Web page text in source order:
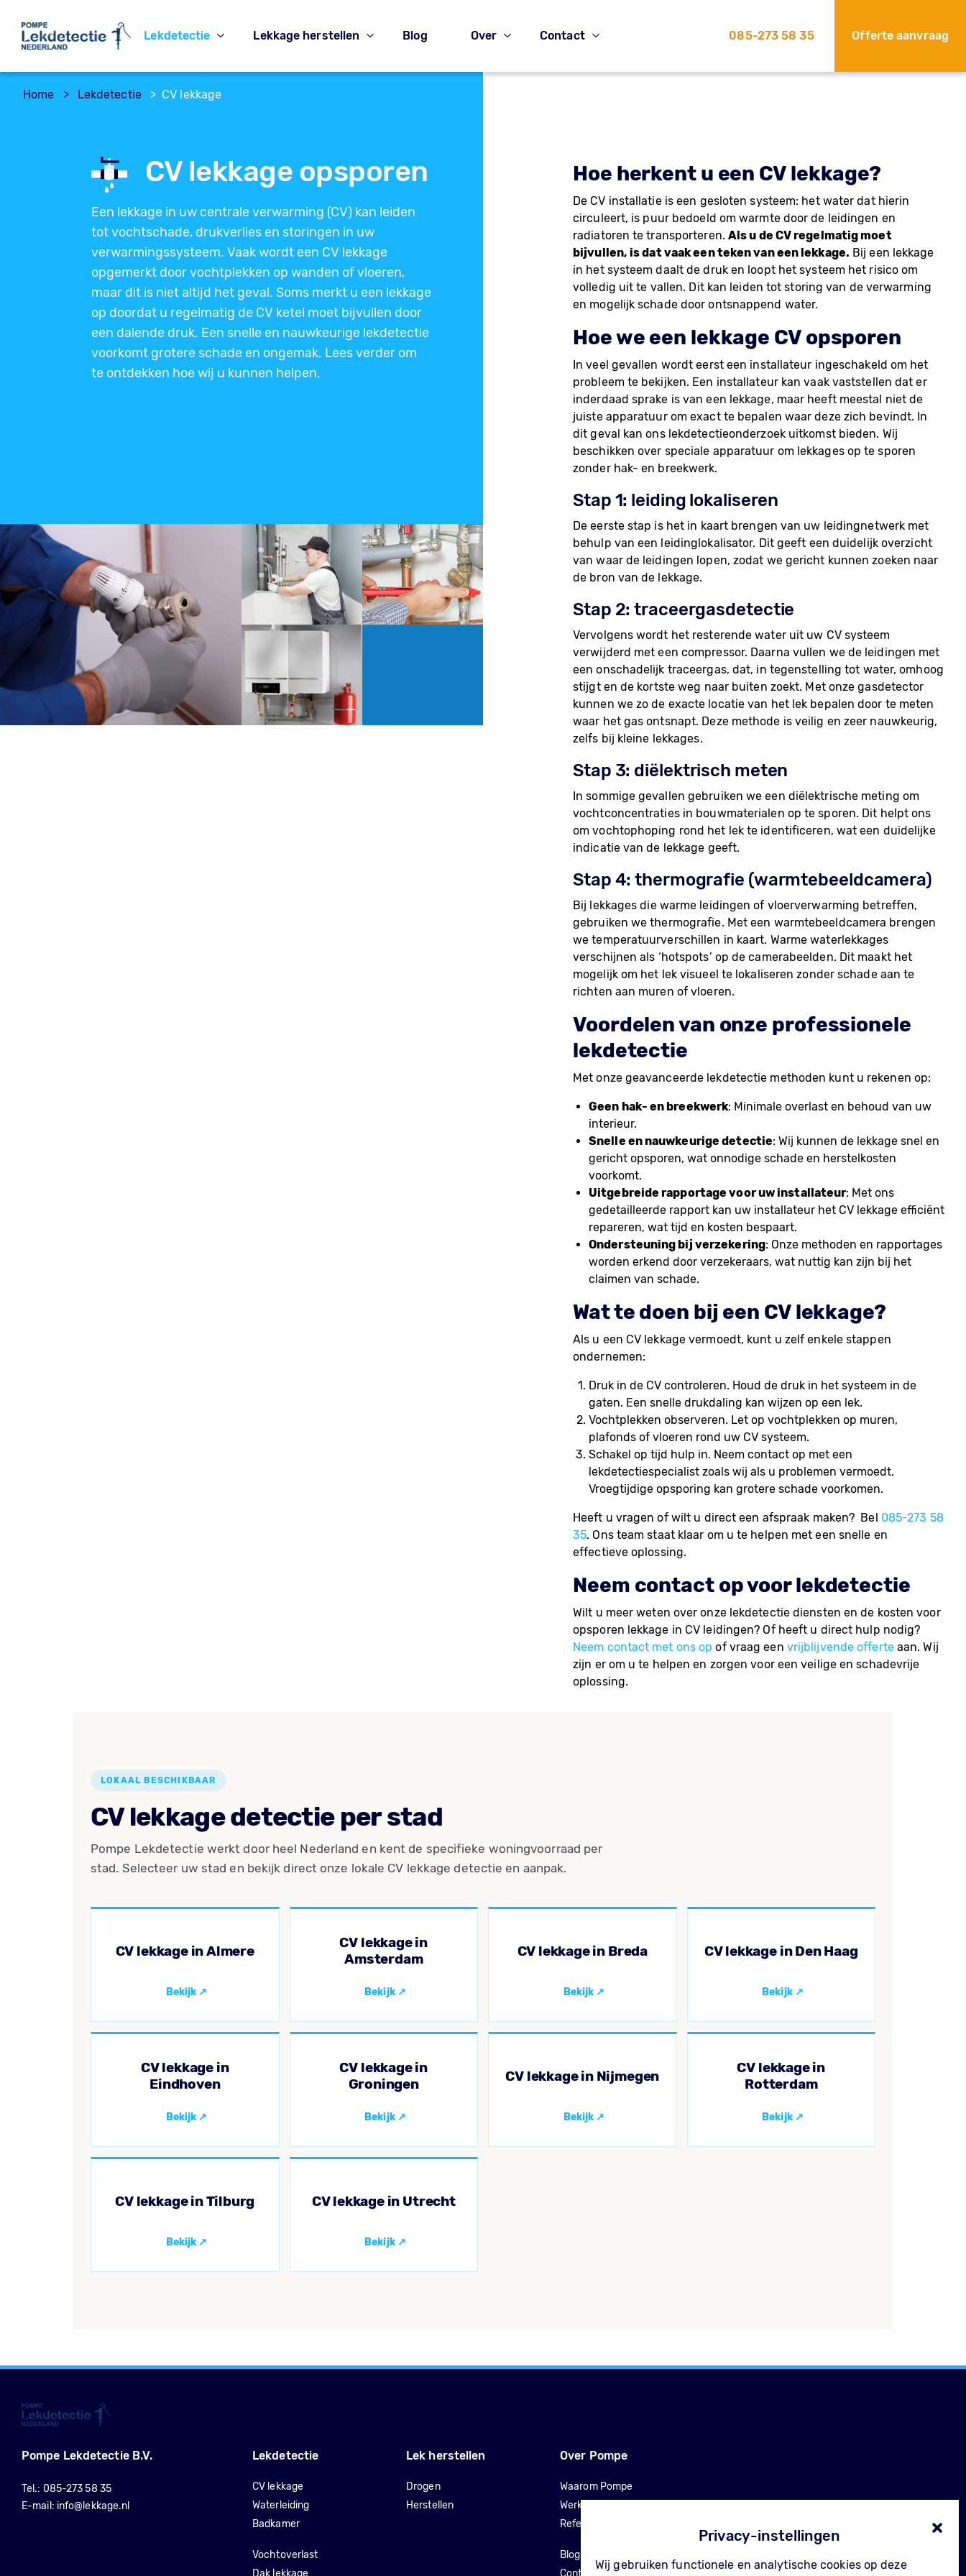
Privacy-instellingen
Wij gebruiken functionele en analytische cookies op deze
Lekdetectie Lekkage herstellen Blog Over Contact 085-273 58 35 Offerte aanvraag
Home > Lekdetectie > CV lekkage
CV lekkage opsporen
Een lekkage in uw centrale verwarming (CV) kan leiden
tot vochtschade, drukverlies en storingen in uw
verwarmingssysteem. Vaak wordt een CV lekkage
opgemerkt door vochtplekken op wanden of vloeren,
maar dit is niet altijd het geval. Soms merkt u een lekkage
op doordat u regelmatig de CV ketel moet bijvullen door
een dalende druk. Een snelle en nauwkeurige lekdetectie
voorkomt grotere schade en ongemak. Lees verder om
te ontdekken hoe wij u kunnen helpen.
Hoe herkent u een CV lekkage?
De CV installatie is een gesloten systeem: het water dat hierin
circuleert, is puur bedoeld om warmte door de leidingen en
radiatoren te transporteren. Als u de CV regelmatig moet
bijvullen, is dat vaak een teken van een lekkage. Bij een lekkage
in het systeem daalt de druk en loopt het systeem het risico om
volledig uit te vallen. Dit kan leiden tot storing van de verwarming
en mogelijk schade door ontsnappend water.
Hoe we een lekkage CV opsporen
In veel gevallen wordt eerst een installateur ingeschakeld om het
probleem te bekijken. Een installateur kan vaak vaststellen dat er
inderdaad sprake is van een lekkage, maar heeft meestal niet de
juiste apparatuur om exact te bepalen waar deze zich bevindt. In
dit geval kan ons lekdetectieonderzoek uitkomst bieden. Wij
beschikken over speciale apparatuur om lekkages op te sporen
zonder hak- en breekwerk.
Stap 1: leiding lokaliseren
De eerste stap is het in kaart brengen van uw leidingnetwerk met
behulp van een leidinglokalisator. Dit geeft een duidelijk overzicht
van waar de leidingen lopen, zodat we gericht kunnen zoeken naar
de bron van de lekkage.
Stap 2: traceergasdetectie
Vervolgens wordt het resterende water uit uw CV systeem
verwijderd met een compressor. Daarna vullen we de leidingen met
een onschadelijk traceergas, dat, in tegenstelling tot water, omhoog
stijgt en de kortste weg naar buiten zoekt. Met onze gasdetector
kunnen we zo de exacte locatie van het lek bepalen door te meten
waar het gas ontsnapt. Deze methode is veilig en zeer nauwkeurig,
zelfs bij kleine lekkages.
Stap 3: diëlektrisch meten
In sommige gevallen gebruiken we een diëlektrische meting om
vochtconcentraties in bouwmaterialen op te sporen. Dit helpt ons
om vochtophoping rond het lek te identificeren, wat een duidelijke
indicatie van de lekkage geeft.
Stap 4: thermografie (warmtebeeldcamera)
Bij lekkages die warme leidingen of vloerverwarming betreffen,
gebruiken we thermografie. Met een warmtebeeldcamera brengen
we temperatuurverschillen in kaart. Warme waterlekkages
verschijnen als ‘hotspots’ op de camerabeelden. Dit maakt het
mogelijk om het lek visueel te lokaliseren zonder schade aan te
richten aan muren of vloeren.
Voordelen van onze professionele
lekdetectie
Met onze geavanceerde lekdetectie methoden kunt u rekenen op:
Geen hak- en breekwerk: Minimale overlast en behoud van uw
interieur.
Snelle en nauwkeurige detectie: Wij kunnen de lekkage snel en
gericht opsporen, wat onnodige schade en herstelkosten
voorkomt.
Uitgebreide rapportage voor uw installateur: Met ons
gedetailleerde rapport kan uw installateur het CV lekkage efficiënt
repareren, wat tijd en kosten bespaart.
Ondersteuning bij verzekering: Onze methoden en rapportages
worden erkend door verzekeraars, wat nuttig kan zijn bij het
claimen van schade.
Wat te doen bij een CV lekkage?
Als u een CV lekkage vermoedt, kunt u zelf enkele stappen
ondernemen:
Druk in de CV controleren. Houd de druk in het systeem in de
gaten. Een snelle drukdaling kan wijzen op een lek.
Vochtplekken observeren. Let op vochtplekken op muren,
plafonds of vloeren rond uw CV systeem.
Schakel op tijd hulp in. Neem contact op met een
lekdetectiespecialist zoals wij als u problemen vermoedt.
Vroegtijdige opsporing kan grotere schade voorkomen.
Heeft u vragen of wilt u direct een afspraak maken? Bel 085-273 58
35. Ons team staat klaar om u te helpen met een snelle en
effectieve oplossing.
Neem contact op voor lekdetectie
Wilt u meer weten over onze lekdetectie diensten en de kosten voor
opsporen lekkage in CV leidingen? Of heeft u direct hulp nodig?
Neem contact met ons op of vraag een vrijblijvende offerteaan. Wij
zijn er om u te helpen en zorgen voor een veilige en schadevrije
oplossing.
LOKAAL BESCHIKBAAR
CV lekkage detectie per stad
Pompe Lekdetectie werkt door heel Nederland en kent de specifieke woningvoorraad per
stad. Selecteer uw stad en bekijk direct onze lokale CV lekkage detectie en aanpak.
CV lekkage in Almere
CV lekkage in
Amsterdam
CV lekkage in Breda CV lekkage in Den Haag
CV lekkage in
Eindhoven
CV lekkage in
Groningen
CV lekkage in Nijmegen
CV lekkage in
Rotterdam
CV lekkage in Tilburg CV lekkage in Utrecht
Pompe Lekdetectie B.V.
Tel.: 085-273 58 35
E-mail: info@lekkage.nl
Lekdetectie
CV lekkage
Waterleiding
Badkamer
Vochtoverlast
Lek herstellen
Drogen
Herstellen
Over Pompe
Waarom Pompe
Werkwijze
Referenties
Blog